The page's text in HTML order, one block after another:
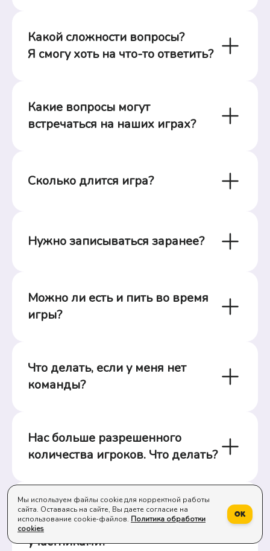
Мы используем файлы cookie для корректной работы
сайта. Оставаясь на сайте, Вы даете согласие на
использование cookie-файлов. Политика обработки
cookies
Ок
Какой сложности вопросы?
Я смогу хоть на что-то ответить?
Какие вопросы могут
встречаться на наших играх?
Сколько длится игра?
Нужно записываться заранее?
Можно ли есть и пить во время
игры?
Что делать, если у меня нет
команды?
Нас больше разрешенного
количества игроков. Что делать?
Можно ли прийти с детьми?
Будут ли они считаться
участниками?